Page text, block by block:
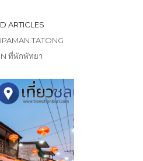
ARTICLES
TATONG
ที่พักพัทยา